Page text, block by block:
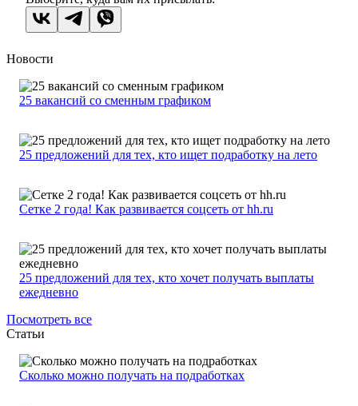
Новости
25 вакансий со сменным графиком
25 предложений для тех, кто ищет подработку на лето
Сетке 2 года! Как развивается соцсеть от hh.ru
25 предложений для тех, кто хочет получать выплаты
ежедневно
Посмотреть все
Статьи
Сколько можно получать на подработках